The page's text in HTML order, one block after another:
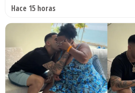
Hace 15 horas